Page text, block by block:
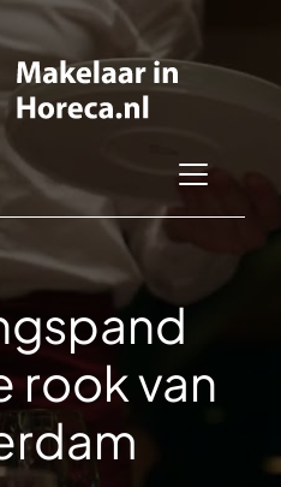
rook van